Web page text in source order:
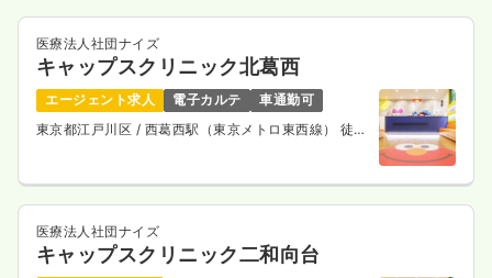
医療法人社団ナイズ
キャップスクリニック北葛西
エージェント求人 電子カルテ
車通勤可
東京都江戸川区 / 西葛西駅（東京メトロ東西線） 徒歩
医療法人社団ナイズ
キャップスクリニック二和向台